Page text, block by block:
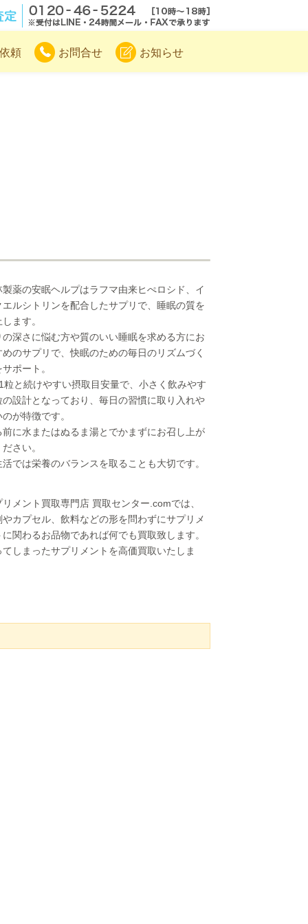
頼 お問合せ お知らせ
製薬の安眠ヘルプはラフマ由来ヒぺロシド、イ
エルシトリンを配合したサプリで、睡眠の質を
ます。
の深さに悩む方や質のいい睡眠を求める方にお
めのサプリで、快眠のための毎日のリズムづく
ポート。
粒と続けやすい摂取目安量で、小さく飲みやす
の設計となっており、毎日の習慣に取り入れや
が特徴です。
前に水またはぬるま湯とでかまずにお召し上が
さい。
活では栄養のバランスを取ることも大切です。
リメント買取専門店 買取センター.comでは、
やカプセル、飲料などの形を問わずにサプリメ
に関わるお品物であれば何でも買取致します。
てしまったサプリメントを高価買取いたしま